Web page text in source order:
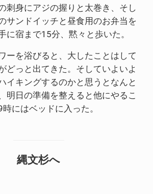
刺身にアジの握りと太巻き、そし
サンドイッチと昼食用のお弁当を
に宿まで15分、黙々と歩いた。
ーを浴びると、大したことはして
どっと出てきた。そしていよいよ
イキングするのかと思うとなんと
明日の準備を整えると他にやるこ
にはベッドに入った。
縄文杉へ